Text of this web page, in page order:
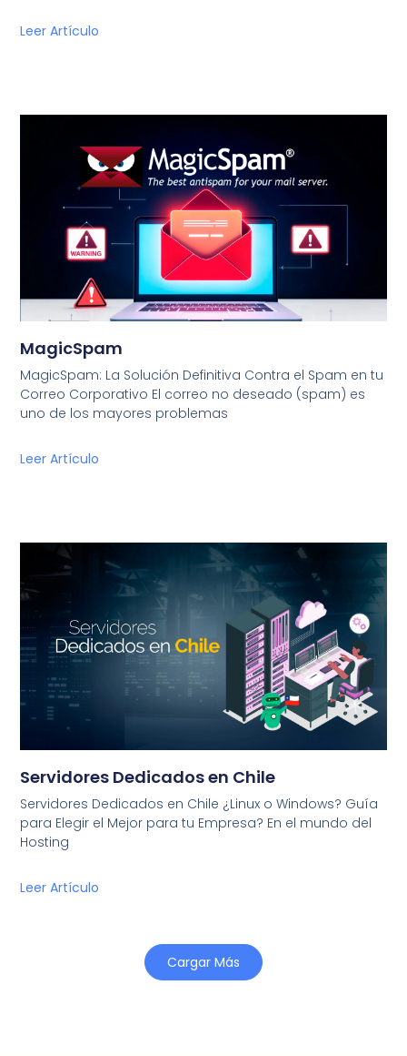
Leer Artículo
MagicSpam
MagicSpam: La Solución Definitiva Contra el Spam en tu
Correo Corporativo El correo no deseado (spam) es
uno de los mayores problemas
Leer Artículo
Servidores Dedicados en Chile
Servidores Dedicados en Chile ¿Linux o Windows? Guía
para Elegir el Mejor para tu Empresa? En el mundo del
Hosting
Leer Artículo
Cargar Más